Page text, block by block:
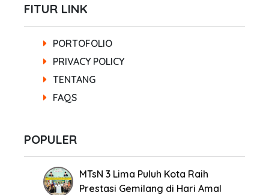
FITUR LINK
PORTOFOLIO
PRIVACY POLICY
TENTANG
FAQS
POPULER
MTsN 3 Lima Puluh Kota Raih
Prestasi Gemilang di Hari Amal